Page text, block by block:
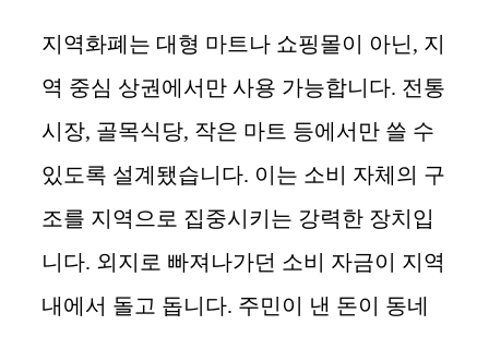
지역화폐는 대형 마트나 쇼핑몰이 아닌, 지
역 중심 상권에서만 사용 가능합니다. 전통
시장, 골목식당, 작은 마트 등에서만 쓸 수
있도록 설계됐습니다. 이는 소비 자체의 구
조를 지역으로 집중시키는 강력한 장치입
니다. 외지로 빠져나가던 소비 자금이 지역
내에서 돌고 돕니다. 주민이 낸 돈이 동네